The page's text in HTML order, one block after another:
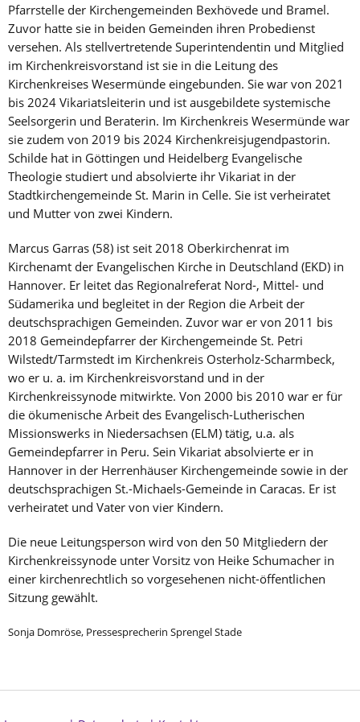
Pfarrstelle der Kirchengemeinden Bexhövede und Bramel.
Zuvor hatte sie in beiden Gemeinden ihren Probedienst
versehen. Als stellvertretende Superintendentin und Mitglied
im Kirchenkreisvorstand ist sie in die Leitung des
Kirchenkreises Wesermünde eingebunden. Sie war von 2021
bis 2024 Vikariatsleiterin und ist ausgebildete systemische
Seelsorgerin und Beraterin. Im Kirchenkreis Wesermünde war
sie zudem von 2019 bis 2024 Kirchenkreisjugendpastorin.
Schilde hat in Göttingen und Heidelberg Evangelische
Theologie studiert und absolvierte ihr Vikariat in der
Stadtkirchengemeinde St. Marin in Celle. Sie ist verheiratet
und Mutter von zwei Kindern.
Marcus Garras (58) ist seit 2018 Oberkirchenrat im
Kirchenamt der Evangelischen Kirche in Deutschland (EKD) in
Hannover. Er leitet das Regionalreferat Nord-, Mittel- und
Südamerika und begleitet in der Region die Arbeit der
deutschsprachigen Gemeinden. Zuvor war er von 2011 bis
2018 Gemeindepfarrer der Kirchengemeinde St. Petri
Wilstedt/Tarmstedt im Kirchenkreis Osterholz-Scharmbeck,
wo er u. a. im Kirchenkreisvorstand und in der
Kirchenkreissynode mitwirkte. Von 2000 bis 2010 war er für
die ökumenische Arbeit des Evangelisch-Lutherischen
Missionswerks in Niedersachsen (ELM) tätig, u.a. als
Gemeindepfarrer in Peru. Sein Vikariat absolvierte er in
Hannover in der Herrenhäuser Kirchengemeinde sowie in der
deutschsprachigen St.-Michaels-Gemeinde in Caracas. Er ist
verheiratet und Vater von vier Kindern.
Die neue Leitungsperson wird von den 50 Mitgliedern der
Kirchenkreissynode unter Vorsitz von Heike Schumacher in
einer kirchenrechtlich so vorgesehenen nicht-öffentlichen
Sitzung gewählt.
Sonja Domröse, Pressesprecherin Sprengel Stade